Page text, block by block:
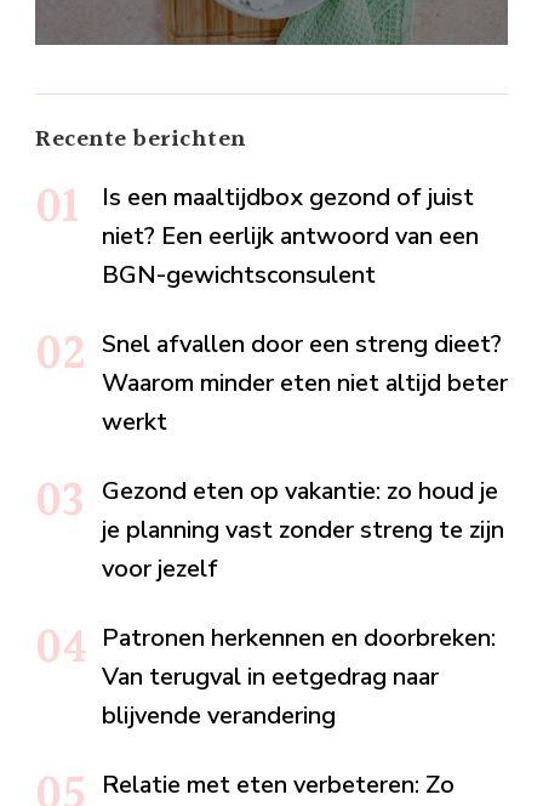
Recente berichten
Is een maaltijdbox gezond of juist
niet? Een eerlijk antwoord van een
BGN-gewichtsconsulent
Snel afvallen door een streng dieet?
Waarom minder eten niet altijd beter
werkt
Gezond eten op vakantie: zo houd je
je planning vast zonder streng te zijn
voor jezelf
Patronen herkennen en doorbreken:
Van terugval in eetgedrag naar
blijvende verandering
Relatie met eten verbeteren: Zo